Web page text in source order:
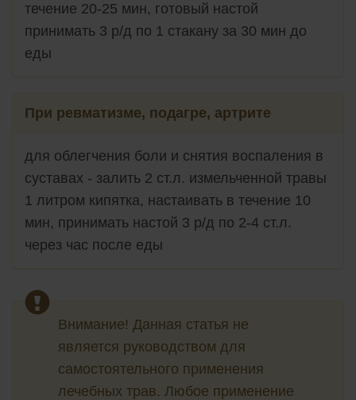
течение 20-25 мин, готовый настой
принимать 3 р/д по 1 стакану за 30 мин до
еды
При ревматизме, подагре, артрите
для облегчения боли и снятия воспаления в
суставах - залить 2 ст.л. измельченной травы
1 литром кипятка, настаивать в течение 10
мин, принимать настой 3 р/д по 2-4 ст.л.
через час после еды
Внимание! Данная статья не
является руководством для
самостоятельного применения
лечебных трав. Любое применение